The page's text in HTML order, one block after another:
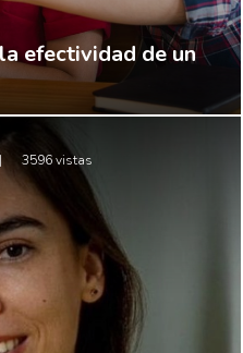
efectividad de un
| 3596 vistas